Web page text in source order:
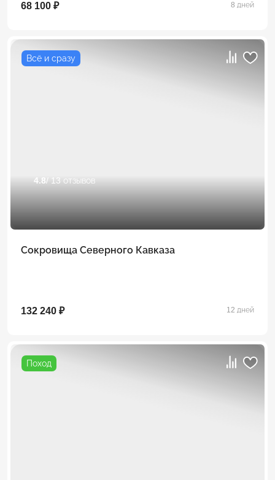
68 100 ₽ 8 дней
Всё и сразу
4.8/ 13 отзывов
Сокровища Северного Кавказа
132 240 ₽ 12 дней
Поход